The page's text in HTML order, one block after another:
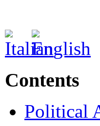
Contents
Political